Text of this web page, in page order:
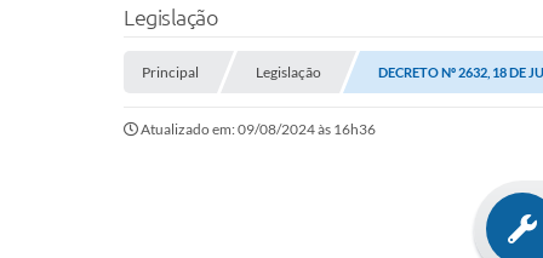
Legislação
Principal Legislação DECRETO Nº 2632, 18 DE
Atualizado em: 09/08/2024 às 16h36